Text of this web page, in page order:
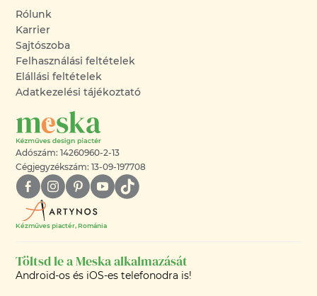
Rólunk
Karrier
Sajtószoba
Felhasználási feltételek
Elállási feltételek
Adatkezelési tájékoztató
Adószám: 14260960-2-13
Cégjegyzékszám: 13-09-197708
Kézműves piactér, Románia
Töltsd le a Meska alkalmazását
Android-os és iOS-es telefonodra is!